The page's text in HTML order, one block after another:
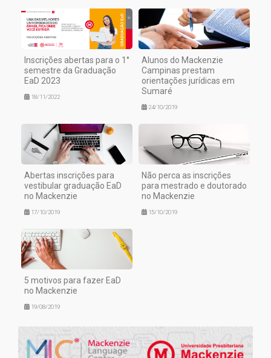
Inscrições abertas para o 1°
semestre da Graduação
EaD 2023
18/11/2022
Alunos do Mackenzie
Campinas prestam
orientações jurídicas em
Sumaré
24/10/2019
Abertas inscrições para
vestibular graduação EaD
no Mackenzie
17/10/2019
Não perca as inscrições
para mestrado e doutorado
no Mackenzie
15/10/2019
5 motivos para fazer EaD
no Mackenzie
19/08/2019